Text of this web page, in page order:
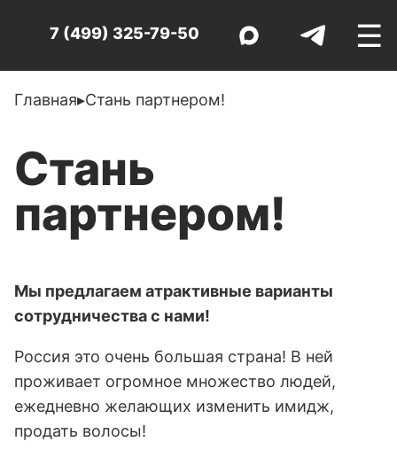
7 (499) 325-79-50 ☰
Главная▸Стань партнером!
Стань
партнером!
Мы предлагаем атрактивные варианты
сотрудничества с нами!
Россия это очень большая страна! В ней
проживает огромное множество людей,
ежедневно желающих изменить имидж,
продать волосы!